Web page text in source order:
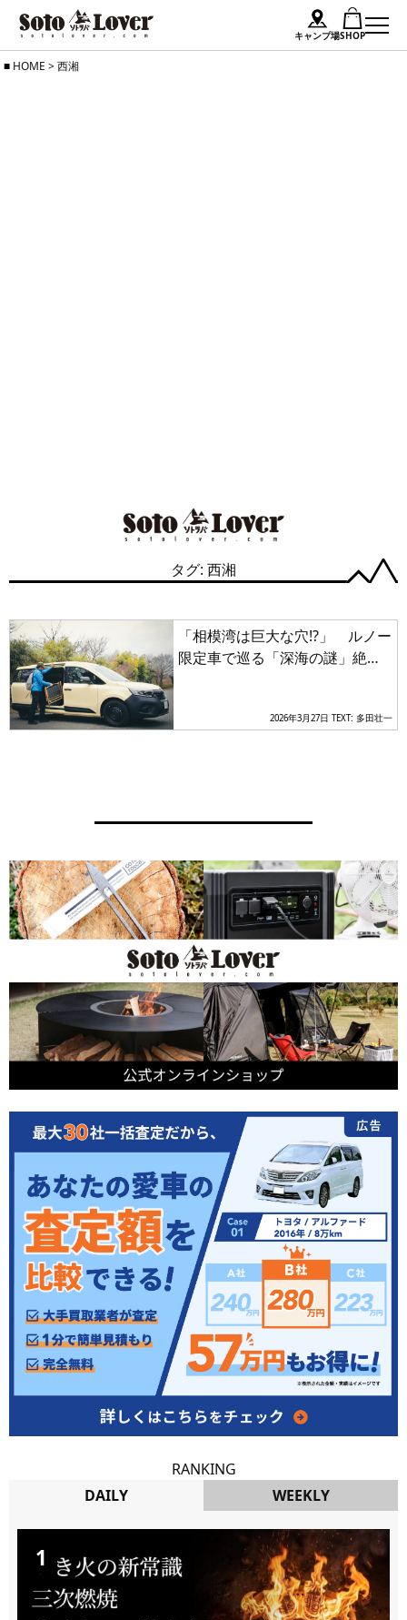
キャンプ場SHOP
SkipHOME >西湘
タグ: 西湘
「相模湾は巨大な穴!?」 ルノー
限定車で巡る「深海の謎」絶景
2026年3月27日 TEXT: 多田壮一
RANKING
DAILY
WEEKLY